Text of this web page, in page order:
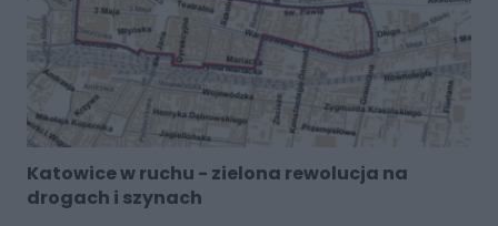
Katowice w ruchu - zielona rewolucja na
drogach i szynach